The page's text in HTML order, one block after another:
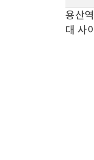
용산역
대 사